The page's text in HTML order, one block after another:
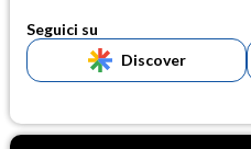
Seguici su
Discover